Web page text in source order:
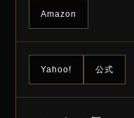
Amazon
Yahoo! 公式